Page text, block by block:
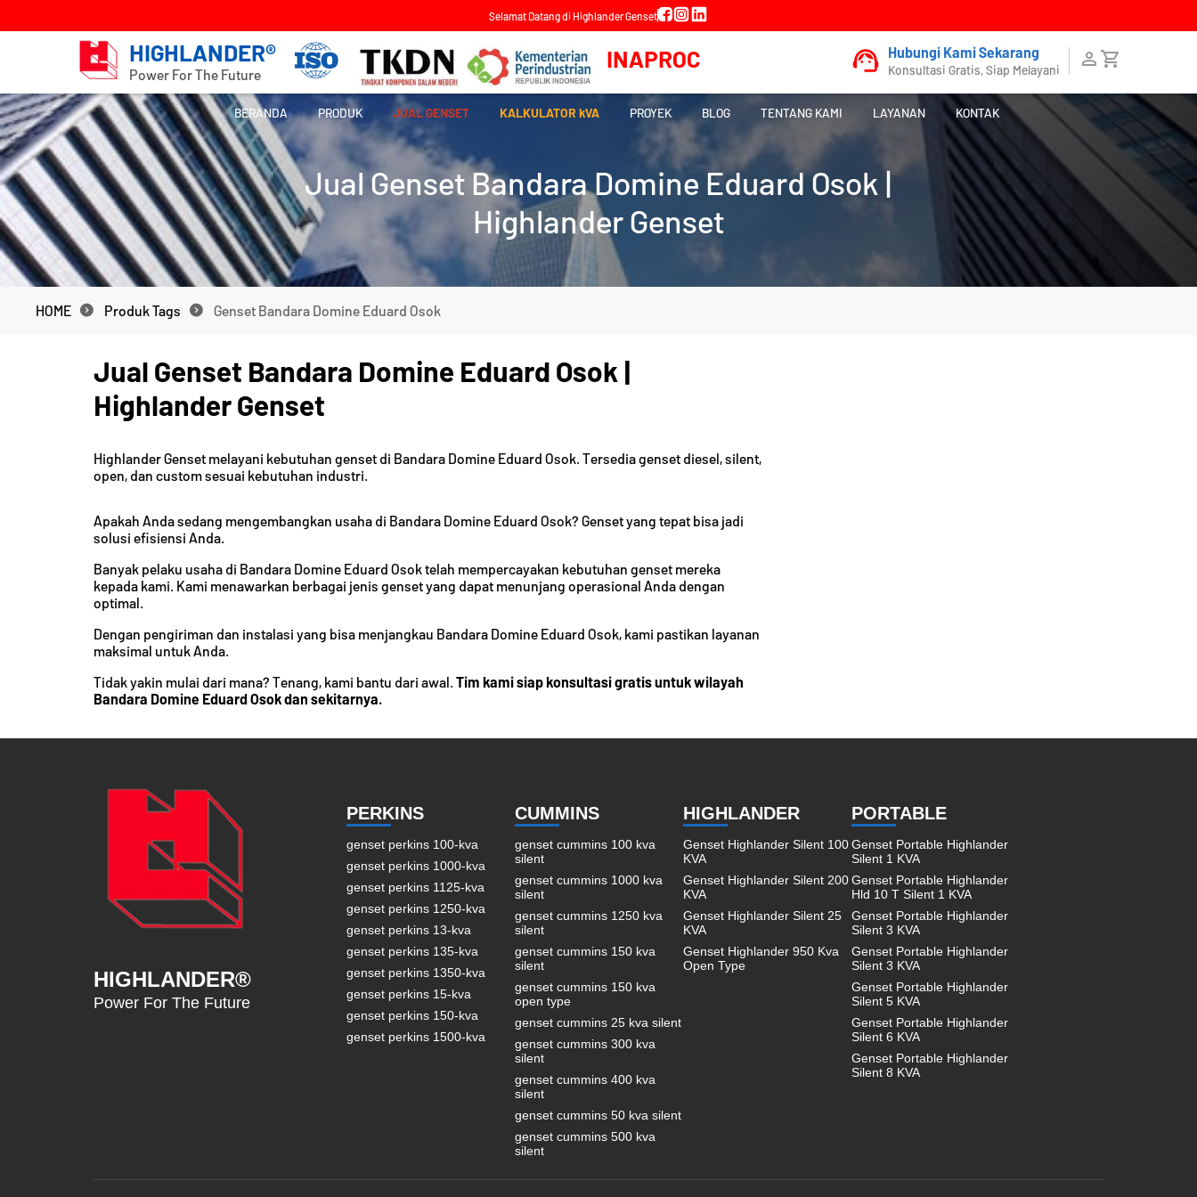
Selamat Datang di Highlander Genset
HIGHLANDER®
Power For The Future
INAPROC Hubungi Kami Sekarang
Konsultasi Gratis, Siap Melayani
BERANDA PRODUK JUAL GENSET KALKULATOR kVA PROYEK BLOG TENTANG KAMI LAYANAN KONTAK
Jual Genset Bandara Domine Eduard Osok |
Highlander Genset
HOME Produk Tags Genset Bandara Domine Eduard Osok
HOME Produk Tags Genset Bandara Domine Eduard Osok
Jual Genset Bandara Domine Eduard Osok |
Highlander Genset
Highlander Genset melayani kebutuhan genset di Bandara Domine Eduard Osok. Tersedia genset diesel, silent,
open, dan custom sesuai kebutuhan industri.
Apakah Anda sedang mengembangkan usaha di Bandara Domine Eduard Osok? Genset yang tepat bisa jadi
solusi efisiensi Anda.
Banyak pelaku usaha di Bandara Domine Eduard Osok telah mempercayakan kebutuhan genset mereka
kepada kami. Kami menawarkan berbagai jenis genset yang dapat menunjang operasional Anda dengan
optimal.
Dengan pengiriman dan instalasi yang bisa menjangkau Bandara Domine Eduard Osok, kami pastikan layanan
maksimal untuk Anda.
Tidak yakin mulai dari mana? Tenang, kami bantu dari awal. Tim kami siap konsultasi gratis untuk wilayah
Bandara Domine Eduard Osok dan sekitarnya.
HIGHLANDER®
Power For The Future
PERKINS
genset perkins 100-kva
genset perkins 1000-kva
genset perkins 1125-kva
genset perkins 1250-kva
genset perkins 13-kva
genset perkins 135-kva
genset perkins 1350-kva
genset perkins 15-kva
genset perkins 150-kva
genset perkins 1500-kva
CUMMINS
genset cummins 100 kva
silent
genset cummins 1000 kva
silent
genset cummins 1250 kva
silent
genset cummins 150 kva
silent
genset cummins 150 kva
open type
genset cummins 25 kva silent
genset cummins 300 kva
silent
genset cummins 400 kva
silent
genset cummins 50 kva silent
genset cummins 500 kva
silent
HIGHLANDER
Genset Highlander Silent 100
KVA
Genset Highlander Silent 200
KVA
Genset Highlander Silent 25
KVA
Genset Highlander 950 Kva
Open Type
PORTABLE
Genset Portable Highlander
Silent 1 KVA
Genset Portable Highlander
Hld 10 T Silent 1 KVA
Genset Portable Highlander
Silent 3 KVA
Genset Portable Highlander
Silent 3 KVA
Genset Portable Highlander
Silent 5 KVA
Genset Portable Highlander
Silent 6 KVA
Genset Portable Highlander
Silent 8 KVA